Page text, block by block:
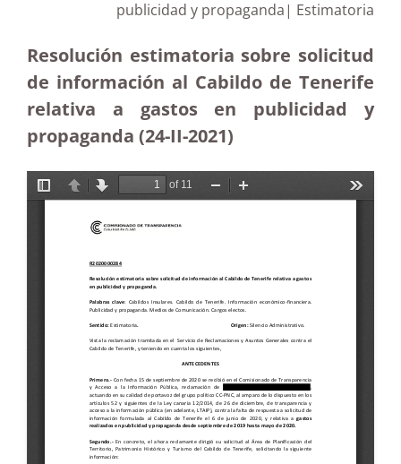
publicidad y propaganda| Estimatoria
Resolución estimatoria sobre solicitud
de información al Cabildo de Tenerife
relativa a gastos en publicidad y
propaganda (24-II-2021)